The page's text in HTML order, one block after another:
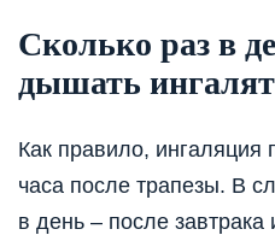
Сколько раз в
дышать
Как правило, ингаляция
часа после трапезы. В
в день – после